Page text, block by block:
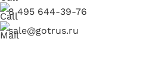
8 495 644-39-76
sale@gotrus.ru